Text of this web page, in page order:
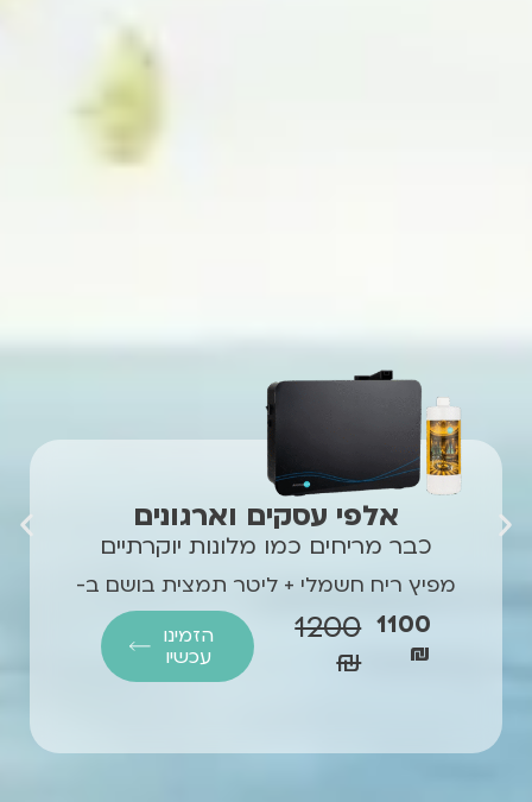
אלפי עסקים וארגונים
כבר מריחים כמו מלונות יוקרתיים
מפיץ ריח חשמלי + ליטר תמצית בושם ב-
הזמינו
עכשיו
1100
₪
1200
₪